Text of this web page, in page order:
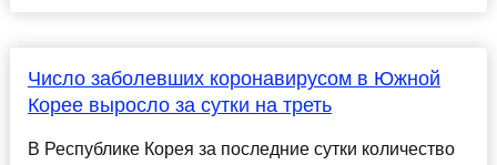
Число заболевших коронавирусом в Южной
Корее выросло за сутки на треть
В Республике Корея за последние сутки количество